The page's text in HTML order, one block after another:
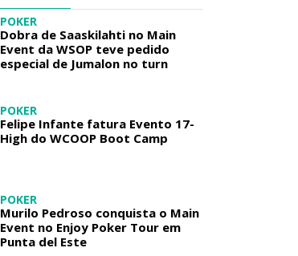
POKER
Dobra de Saaskilahti no Main
Event da WSOP teve pedido
especial de Jumalon no turn
POKER
Felipe Infante fatura Evento 17-
High do WCOOP Boot Camp
POKER
Murilo Pedroso conquista o Main
Event no Enjoy Poker Tour em
Punta del Este